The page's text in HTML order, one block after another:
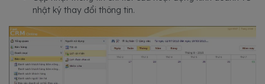
nhật ký thay đổi thông tin.